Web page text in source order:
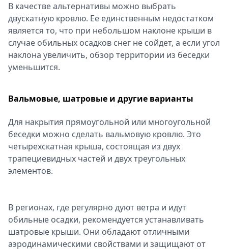
В качестве альтернативы можно выбрать
двускатную кровлю. Ее единственным недостатком
является то, что при небольшом наклоне крыши в
случае обильных осадков снег не сойдет, а если угол
наклона увеличить, обзор территории из беседки
уменьшится.
Вальмовые, шатровые и другие варианты
Для накрытия прямоугольной или многоугольной
беседки можно сделать вальмовую кровлю. Это
четырехскатная крыша, состоящая из двух
трапециевидных частей и двух треугольных
элементов.
В регионах, где регулярно дуют ветра и идут
обильные осадки, рекомендуется устанавливать
шатровые крыши. Они обладают отличными
аэродинамическими свойствами и защищают от